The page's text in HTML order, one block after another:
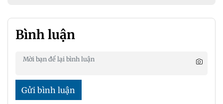
Bình luận
Gửi bình luận